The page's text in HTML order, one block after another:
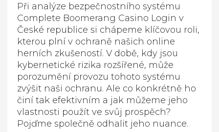
Při analýze bezpečnostního systému
Complete Boomerang Casino Login v
České republice si chápeme klíčovou roli,
kterou plní v ochraně našich online
herních zkušeností. V době, kdy jsou
kybernetické rizika rozšířené, může
porozumění provozu tohoto systému
zvýšit naši ochranu. Ale co konkrétně ho
činí tak efektivním a jak můžeme jeho
vlastnosti použít ve svůj prospěch?
Pojďme společně odhalit jeho nuance.